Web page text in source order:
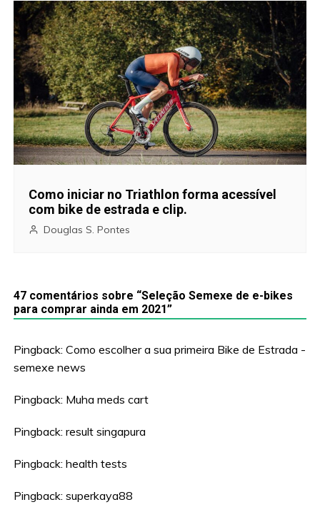
o
s
t
Como iniciar no Triathlon forma acessível
com bike de estrada e clip.
Douglas S. Pontes
47 comentários sobre “Seleção Semexe de e-bikes
para comprar ainda em 2021”
Pingback:Como escolher a sua primeira Bike de Estrada -
semexe news
Pingback: Muha meds cart
Pingback:result singapura
Pingback:health tests
Pingback:superkaya88